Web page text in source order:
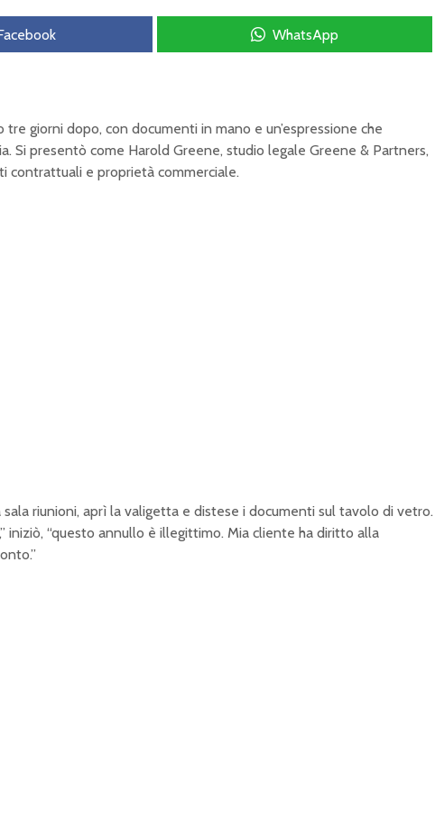
WhatsApp
tre giorni dopo, con documenti in mano e un’espressione che
Si presentò come Harold Greene, studio legale Greene & Partners,
contrattuali e proprietà commerciale.
riunioni, aprì la valigetta e distese i documenti sul tavolo di vetro.
iniziò, “questo annullo è illegittimo. Mia cliente ha diritto alla